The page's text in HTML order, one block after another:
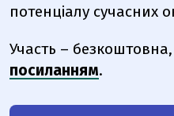
потенціалу сучасних
Участь –
посиланням.